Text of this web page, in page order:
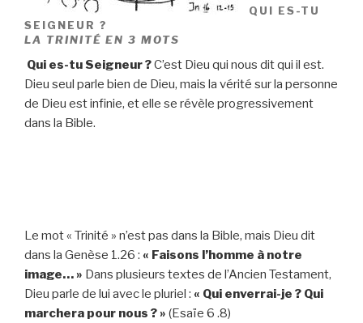
QUI ES-TU
SEIGNEUR ?
LA TRINITÉ EN 3 MOTS
Qui es-tu Seigneur ?C’est Dieu qui nous dit qui il est.
Dieu seul parle bien de Dieu, mais la vérité sur la personne
de Dieu est infinie, et elle se révèle progressivement
dans la Bible.
Le mot « Trinité » n’est pas dans la Bible, mais Dieu dit
dans la Genèse 1.26 : « Faisons l’homme à notre
image… » Dans plusieurs textes de l’Ancien Testament,
Dieu parle de lui avec le pluriel : « Qui enverrai-je ? Qui
marchera pour nous ? » (Esaïe 6 .8)